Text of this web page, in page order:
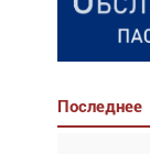
Последнее